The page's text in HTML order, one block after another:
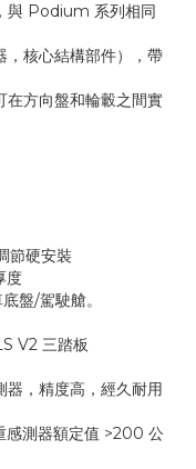
與 Podium 系列相同
，核心結構部件），帶
在方向盤和輪轂之間實
節硬安裝
度
盤/駕駛艙。
V2 三踏板
器，精度高，經久耐用
感測器額定值 >200 公